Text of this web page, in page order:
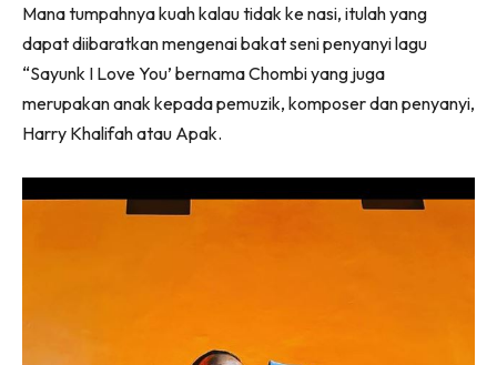
Mana tumpahnya kuah kalau tidak ke nasi, itulah yang
dapat diibaratkan mengenai bakat seni penyanyi lagu
“Sayunk I Love You’ bernama Chombi yang juga
merupakan anak kepada pemuzik, komposer dan penyanyi,
Harry Khalifah atau Apak.